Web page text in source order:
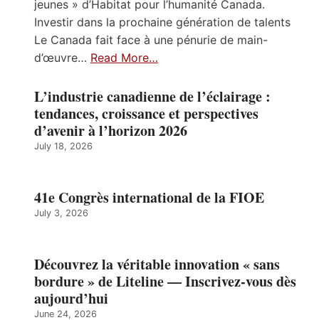
jeunes » d’Habitat pour l’humanité Canada.
Investir dans la prochaine génération de talents
Le Canada fait face à une pénurie de main-
d’œuvre… Read More…
L’industrie canadienne de l’éclairage :
tendances, croissance et perspectives
d’avenir à l’horizon 2026
July 18, 2026
41e Congrès international de la FIOE
July 3, 2026
Découvrez la véritable innovation « sans
bordure » de Liteline — Inscrivez-vous dès
aujourd’hui
June 24, 2026